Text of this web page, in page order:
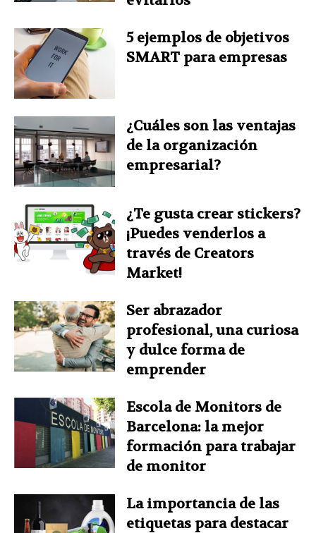
5 ejemplos de objetivos
SMART para empresas
¿Cuáles son las ventajas
de la organización
empresarial?
¿Te gusta crear stickers?
¡Puedes venderlos a
través de Creators
Market!
Ser abrazador
profesional, una curiosa
y dulce forma de
emprender
Escola de Monitors de
Barcelona: la mejor
formación para trabajar
de monitor
La importancia de las
etiquetas para destacar